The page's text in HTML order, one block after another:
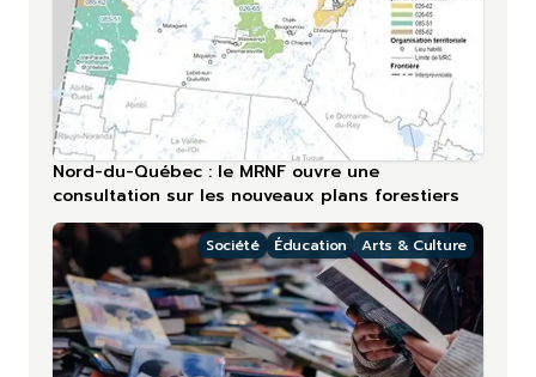
Nord-du-Québec : le MRNF ouvre une
consultation sur les nouveaux plans forestiers
Société Éducation Arts & Culture